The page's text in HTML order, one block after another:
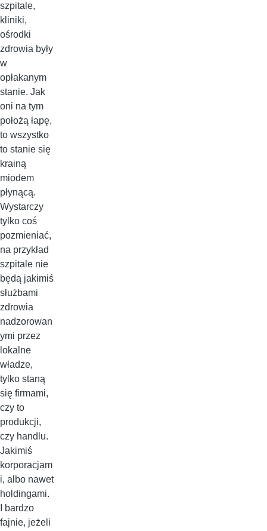
szpitale,
kliniki,
ośrodki
zdrowia były
w
opłakanym
stanie. Jak
oni na tym
położą łapę,
to wszystko
to stanie się
krainą
miodem
płynącą.
Wystarczy
tylko coś
pozmieniać,
na przykład
szpitale nie
będą jakimiś
służbami
zdrowia
nadzorowan
ymi przez
lokalne
władze,
tylko staną
się firmami,
czy to
produkcji,
czy handlu.
Jakimiś
korporacjam
i, albo nawet
holdingami.
I bardzo
fajnie, jeżeli